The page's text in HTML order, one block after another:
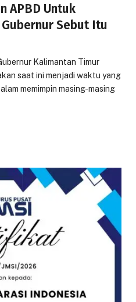
APBD Untuk
Sebut Itu
Kalimantan Timur
saat ini menjadi waktu yang
memimpin masing-masing